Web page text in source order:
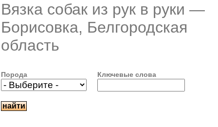
Вязка собак из рук в руки —
Борисовка, Белгородская
область
Порода Ключевые слова